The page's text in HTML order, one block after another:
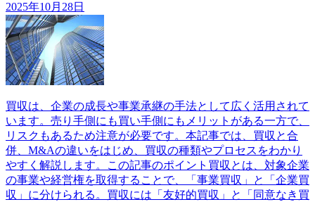
2025年10月28日
買収は、企業の成長や事業承継の手法として広く活用されて
います。売り手側にも買い手側にもメリットがある一方で、
リスクもあるため注意が必要です。本記事では、買収と合
併、M&Aの違いをはじめ、買収の種類やプロセスをわかり
やすく解説します。この記事のポイント買収とは、対象企業
の事業や経営権を取得することで、「事業買収」と「企業買
収」に分けられる。買収には「友好的買収」と「同意なき買